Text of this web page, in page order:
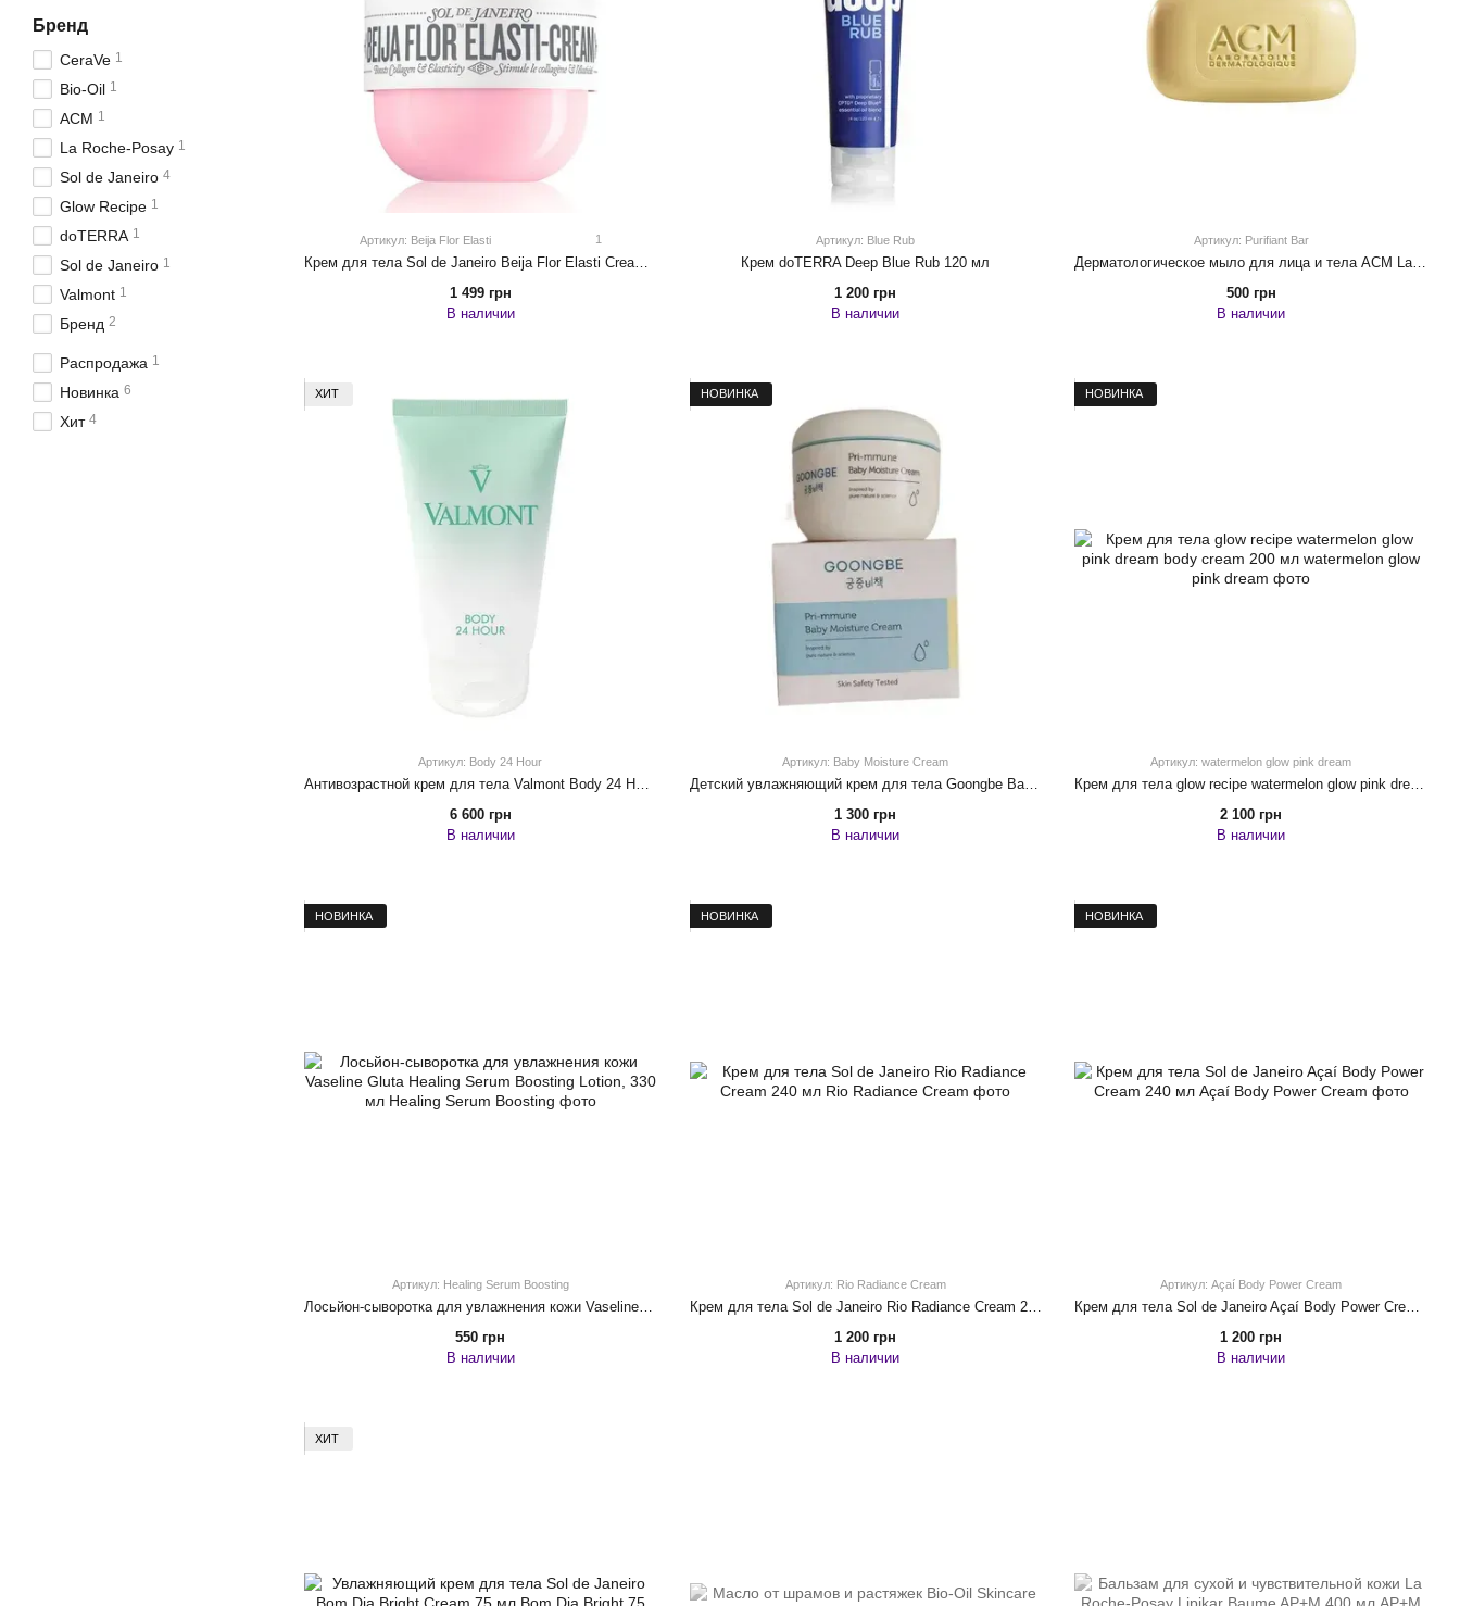
Артикул: Beija Flor Elasti 1
1 499 грн
В наличии
Артикул: Blue Rub
Крем doTERRA Deep Blue Rub 120 мл
1 200 грн
В наличии
Артикул: Purifiant Bar
500 грн
В наличии
ХИТ
Артикул: Body 24 Hour
Антивозрастной крем для тела Valmont Body 24 Hour 150 ml
6 600 грн
В наличии
НОВИНКА
Артикул: Baby Moisture Cream
Детский увлажняющий крем для тела Goongbe Baby Moisture Cream, 180ml
1 300 грн
В наличии
НОВИНКА
Артикул: watermelon glow pink dream
Крем для тела glow recipe watermelon glow pink dream body cream 200 мл
2 100 грн
В наличии
НОВИНКА
Артикул: Healing Serum Boosting
550 грн
В наличии
НОВИНКА
Артикул: Rio Radiance Cream
Крем для тела Sol de Janeiro Rio Radiance Cream 240 мл
1 200 грн
В наличии
НОВИНКА
Артикул: Açaí Body Power Cream
1 200 грн
В наличии
ХИТ
Бренд
CeraVe 1
Bio-Oil 1
ACM 1
La Roche-Posay 1
Sol de Janeiro 4
Glow Recipe 1
doTERRA 1
Sol de Janeiro 1
Valmont 1
Бренд 2
Распродажа 1
Новинка 6
Хит 4